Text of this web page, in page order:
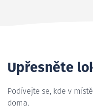
Upřesněte
Podívejte se, kde v
doma.